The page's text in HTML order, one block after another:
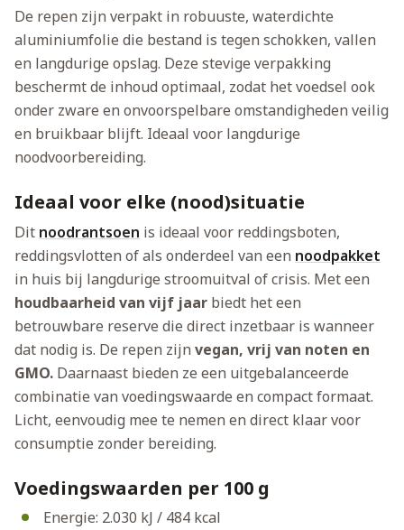
De repen zijn verpakt in robuuste, waterdichte
aluminiumfolie die bestand is tegen schokken, vallen
en langdurige opslag. Deze stevige verpakking
beschermt de inhoud optimaal, zodat het voedsel ook
onder zware en onvoorspelbare omstandigheden veilig
en bruikbaar blijft. Ideaal voor langdurige
noodvoorbereiding.
Ideaal voor elke (nood)situatie
Dit noodrantsoen is ideaal voor reddingsboten,
reddingsvlotten of als onderdeel van een noodpakket
in huis bij langdurige stroomuitval of crisis. Met een
houdbaarheid van vijf jaar biedt het een
betrouwbare reserve die direct inzetbaar is wanneer
dat nodig is. De repen zijn vegan, vrij van noten en
GMO. Daarnaast bieden ze een uitgebalanceerde
combinatie van voedingswaarde en compact formaat.
Licht, eenvoudig mee te nemen en direct klaar voor
consumptie zonder bereiding.
Voedingswaarden per 100 g
Energie: 2.030 kJ / 484 kcal